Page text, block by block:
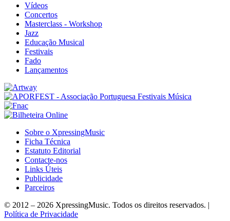
Vídeos
Concertos
Masterclass - Workshop
Jazz
Educação Musical
Festivais
Fado
Lançamentos
Sobre o XpressingMusic
Ficha Técnica
Estatuto Editorial
Contacte-nos
Links Úteis
Publicidade
Parceiros
© 2012 – 2026 XpressingMusic. Todos os direitos reservados. |
Política de Privacidade